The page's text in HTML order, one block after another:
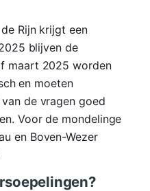
Rijn krijgt een
blijven de
maart 2025 worden
en moeten
de vragen goed
Voor de mondelinge
en Boven-Wezer